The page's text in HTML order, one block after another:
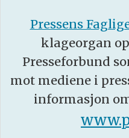
Pressens
klageorgan
Presseforbund
mot mediene i
informasjon